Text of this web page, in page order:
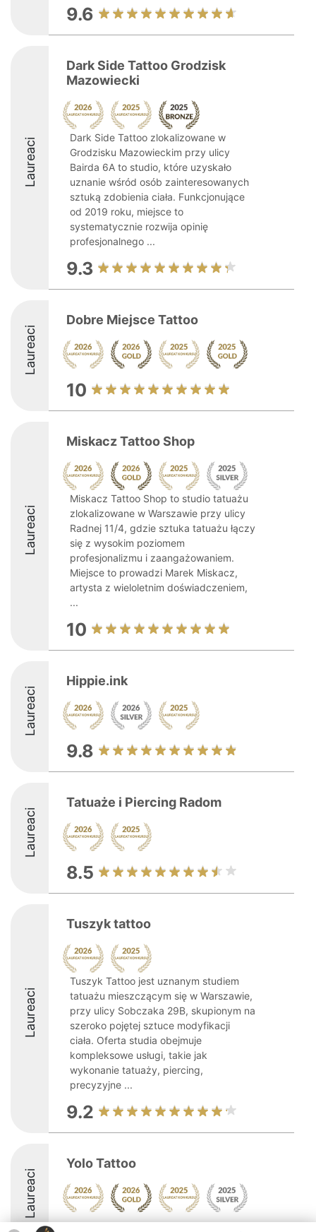
9.6
Laureaci
Dark Side Tattoo Grodzisk
Mazowiecki
Dark Side Tattoo zlokalizowane w
Grodzisku Mazowieckim przy ulicy
Bairda 6A to studio, które uzyskało
uznanie wśród osób zainteresowanych
sztuką zdobienia ciała. Funkcjonujące
od 2019 roku, miejsce to
systematycznie rozwija opinię
profesjonalnego ...
9.3
Laureaci
Dobre Miejsce Tattoo
10
Laureaci
Miskacz Tattoo Shop
Miskacz Tattoo Shop to studio tatuażu
zlokalizowane w Warszawie przy ulicy
Radnej 11/4, gdzie sztuka tatuażu łączy
się z wysokim poziomem
profesjonalizmu i zaangażowaniem.
Miejsce to prowadzi Marek Miskacz,
artysta z wieloletnim doświadczeniem,
...
10
Laureaci
Hippie.ink
9.8
Laureaci
Tatuaże i Piercing Radom
8.5
Laureaci
Tuszyk tattoo
Tuszyk Tattoo jest uznanym studiem
tatuażu mieszczącym się w Warszawie,
przy ulicy Sobczaka 29B, skupionym na
szeroko pojętej sztuce modyfikacji
ciała. Oferta studia obejmuje
kompleksowe usługi, takie jak
wykonanie tatuaży, piercing,
precyzyjne ...
9.2
Laureaci
Yolo Tattoo